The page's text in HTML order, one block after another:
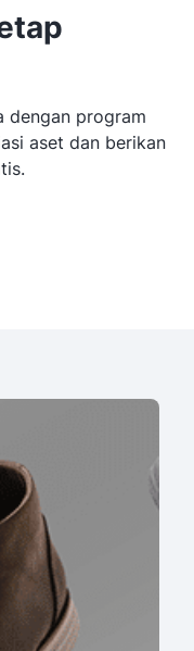
dengan program
aset dan berikan